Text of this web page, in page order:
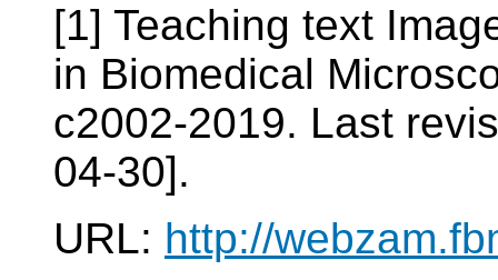
[1] Teaching text
in Biomedical
c2002-2019. Last
04-30].
URL: http://